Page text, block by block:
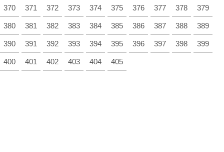
370 371 372 373 374 375 376 377 378 379
380 381 382 383 384 385 386 387 388 389
390 391 392 393 394 395 396 397 398 399
400 401 402 403 404 405